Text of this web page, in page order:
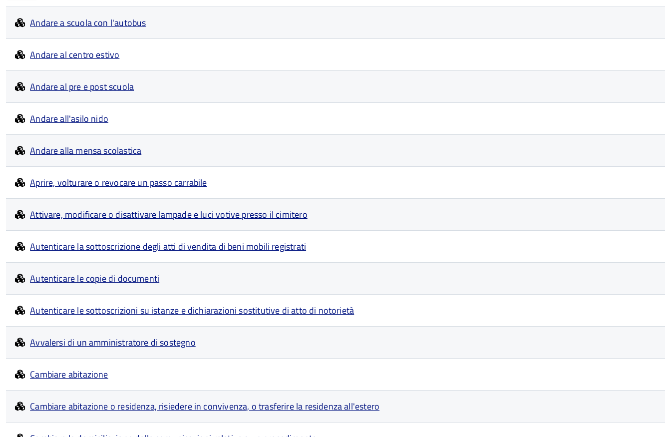
Andare a scuola con l'autobus
Andare al centro estivo
Andare al pre e post scuola
Andare all'asilo nido
Andare alla mensa scolastica
Aprire, volturare o revocare un passo carrabile
Attivare, modificare o disattivare lampade e luci votive presso il cimitero
Autenticare la sottoscrizione degli atti di vendita di beni mobili registrati
Autenticare le copie di documenti
Autenticare le sottoscrizioni su istanze e dichiarazioni sostitutive di atto di notorietà
Avvalersi di un amministratore di sostegno
Cambiare abitazione
Cambiare abitazione o residenza, risiedere in convivenza, o trasferire la residenza all'estero